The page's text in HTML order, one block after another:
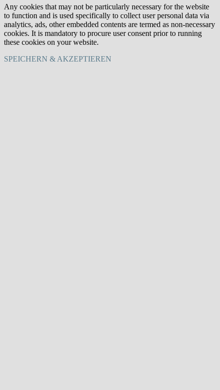
Any cookies that may not be particularly necessary for the website
to function and is used specifically to collect user personal data via
analytics, ads, other embedded contents are termed as non-necessary
cookies. It is mandatory to procure user consent prior to running
these cookies on your website.
SPEICHERN & AKZEPTIEREN